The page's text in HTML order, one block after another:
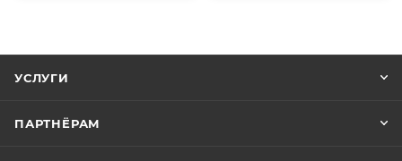
УСЛУГИ
ПАРТНЁРАМ